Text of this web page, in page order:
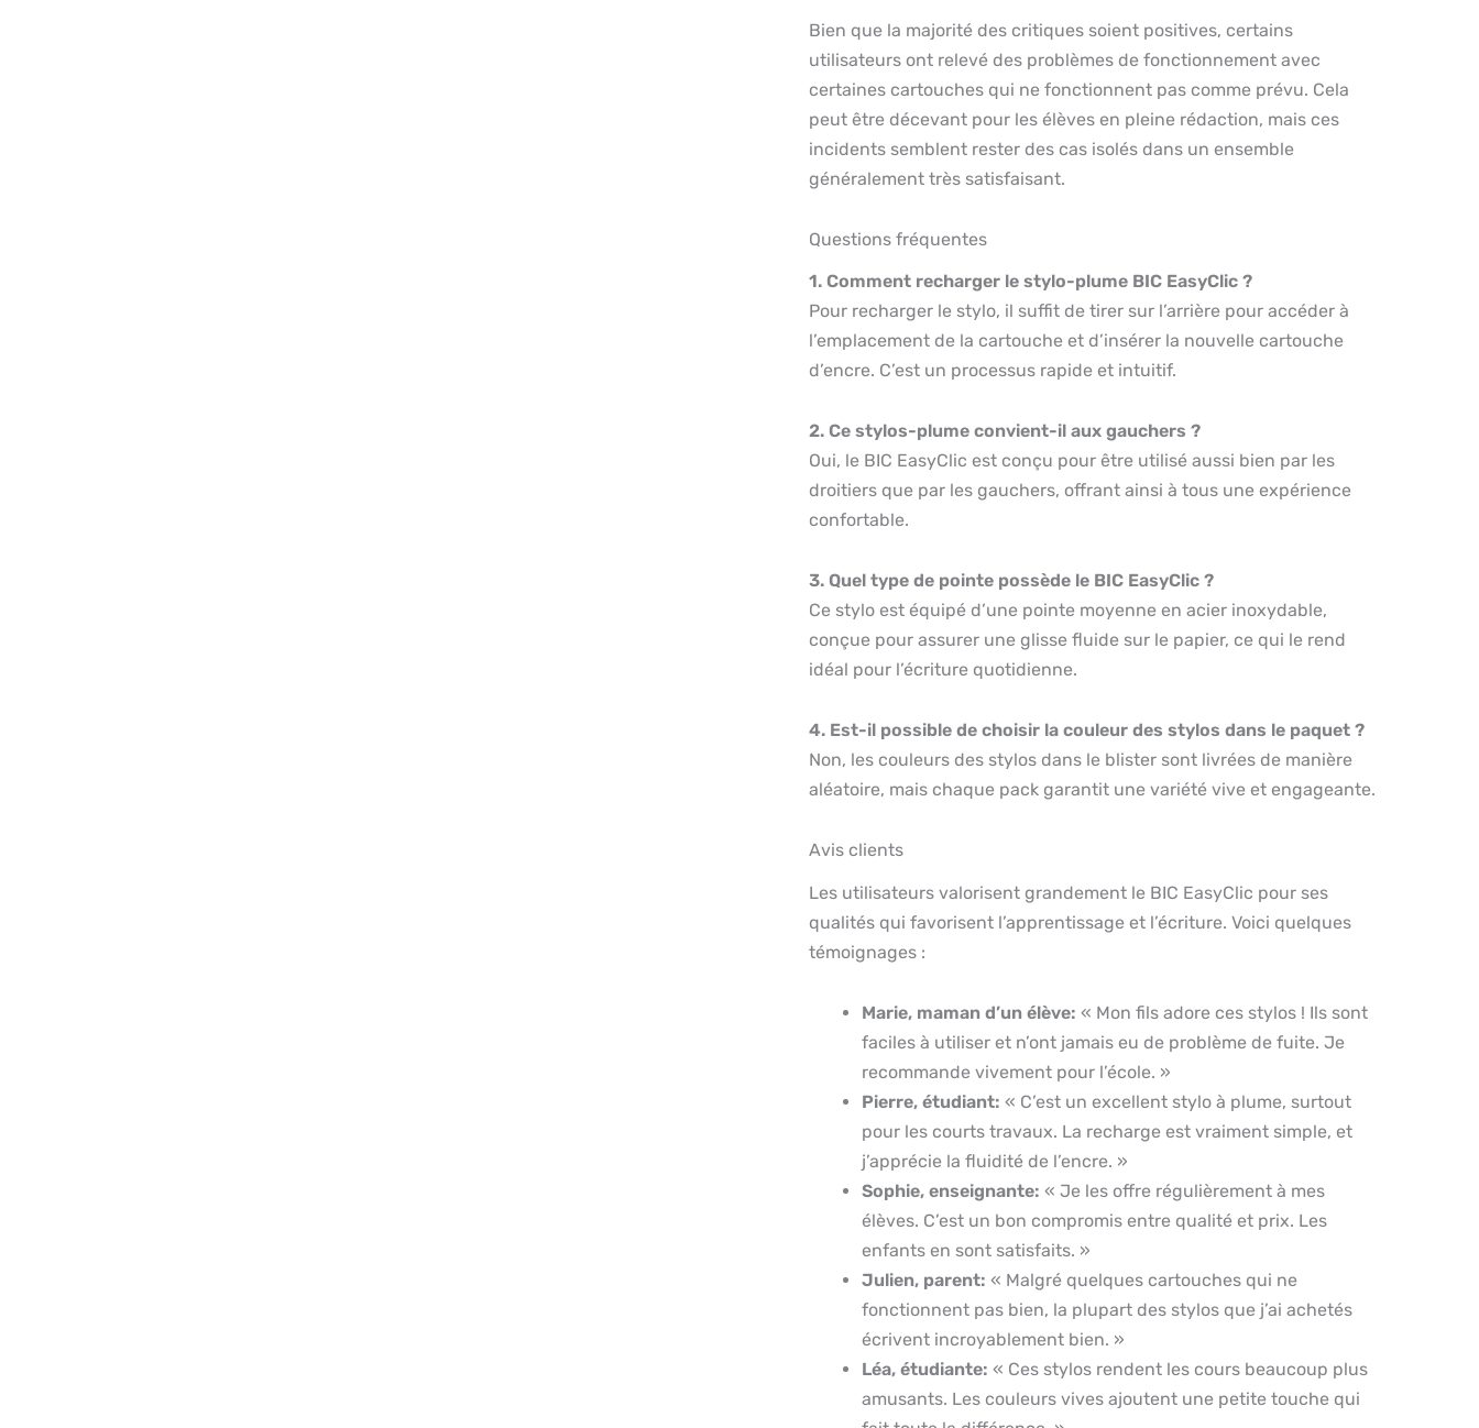
Bien que la majorité des critiques soient positives, certains
utilisateurs ont relevé des problèmes de fonctionnement avec
certaines cartouches qui ne fonctionnent pas comme prévu. Cela
peut être décevant pour les élèves en pleine rédaction, mais ces
incidents semblent rester des cas isolés dans un ensemble
généralement très satisfaisant.
Questions fréquentes
1. Comment recharger le stylo-plume BIC EasyClic ?
Pour recharger le stylo, il suffit de tirer sur l’arrière pour accéder à
l’emplacement de la cartouche et d’insérer la nouvelle cartouche
d’encre. C’est un processus rapide et intuitif.
2. Ce stylos-plume convient-il aux gauchers ?
Oui, le BIC EasyClic est conçu pour être utilisé aussi bien par les
droitiers que par les gauchers, offrant ainsi à tous une expérience
confortable.
3. Quel type de pointe possède le BIC EasyClic ?
Ce stylo est équipé d’une pointe moyenne en acier inoxydable,
conçue pour assurer une glisse fluide sur le papier, ce qui le rend
idéal pour l’écriture quotidienne.
4. Est-il possible de choisir la couleur des stylos dans le paquet ?
Non, les couleurs des stylos dans le blister sont livrées de manière
aléatoire, mais chaque pack garantit une variété vive et engageante.
Avis clients
Les utilisateurs valorisent grandement le BIC EasyClic pour ses
qualités qui favorisent l’apprentissage et l’écriture. Voici quelques
témoignages :
Marie, maman d’un élève: « Mon fils adore ces stylos ! Ils sont
faciles à utiliser et n’ont jamais eu de problème de fuite. Je
recommande vivement pour l’école. »
Pierre, étudiant: « C’est un excellent stylo à plume, surtout
pour les courts travaux. La recharge est vraiment simple, et
j’apprécie la fluidité de l’encre. »
Sophie, enseignante: « Je les offre régulièrement à mes
élèves. C’est un bon compromis entre qualité et prix. Les
enfants en sont satisfaits. »
Julien, parent: « Malgré quelques cartouches qui ne
fonctionnent pas bien, la plupart des stylos que j’ai achetés
écrivent incroyablement bien. »
Léa, étudiante: « Ces stylos rendent les cours beaucoup plus
amusants. Les couleurs vives ajoutent une petite touche qui